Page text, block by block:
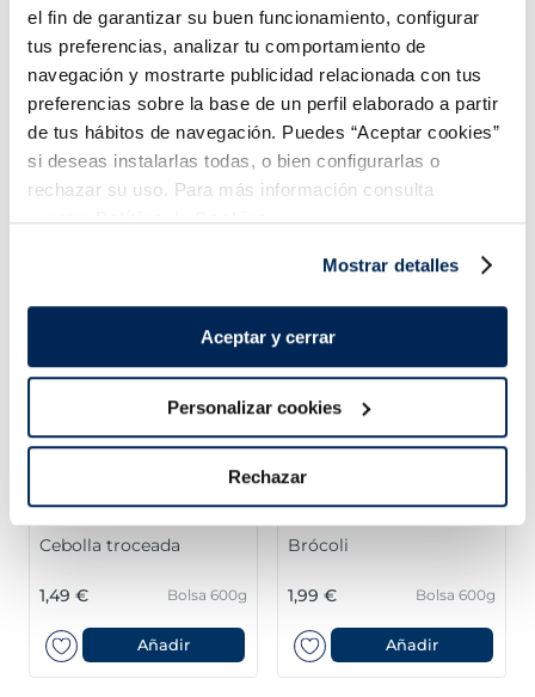
el fin de garantizar su buen funcionamiento, configurar
tus preferencias, analizar tu comportamiento de
navegación y mostrarte publicidad relacionada con tus
preferencias sobre la base de un perfil elaborado a partir
de tus hábitos de navegación. Puedes “Aceptar cookies”
si deseas instalarlas todas, o bien configurarlas o
rechazar su uso. Para más información consulta
nuestraPolítica de Cookies.
Mostrar detalles
Aceptar y cerrar
Personalizar cookies
Rechazar
Añadir
¡Combínalo y hazte un menú de 10!
Cebolla troceada
1,49 € Bolsa 600g
Añadir
Brócoli
1,99 € Bolsa 600g
Añadir